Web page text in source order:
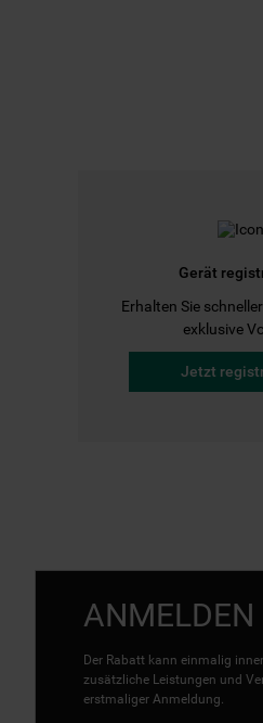
Gerät
Erhalten Sie
exklusive
Jetzt
ANMELDEN
Der Rabatt kann einmalig
zusätzliche Leistungen und
erstmaliger Anmeldung.